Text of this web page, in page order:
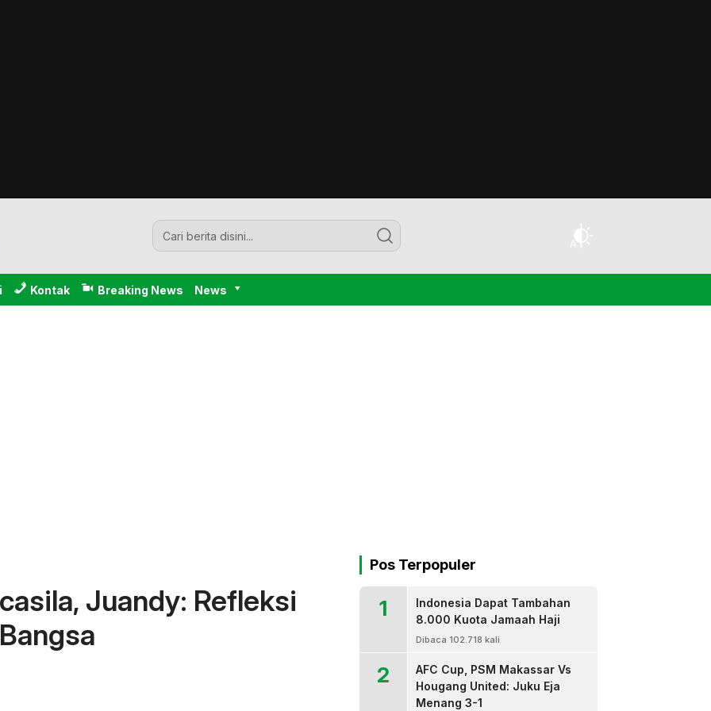
Kontak Breaking News News
Juandy: Refleksi
Pos Terpopuler
1
Indonesia Dapat Tambahan
8.000 Kuota Jamaah Haji
Dibaca 102.718 kali
2
AFC Cup, PSM Makassar Vs
Hougang United: Juku Eja
Menang 3-1